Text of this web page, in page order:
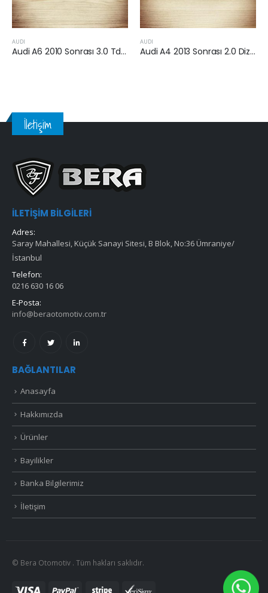
AUDI
Audi A6 2010 Sonrası 3.0 Tdi Hava Filtresi
AUDI
Audi A4 2013 Sonrası 2.0 Dizel Hava Filtresi
İletişim
İLETIŞIM BILGILERI
Adres:
Saray Mahallesi, Küçük Sanayi Sitesi, B Blok, No:36 Ümraniye/
İstanbul
Telefon:
0216 630 16 06
E-Posta:
info@beraotomotiv.com.tr
BAĞLANTILAR
Anasayfa
Hakkımızda
Ürünler
Bayilikler
Banka Bilgilerimiz
İletişim
© Bera Otomotiv . Tüm hakları saklıdır.